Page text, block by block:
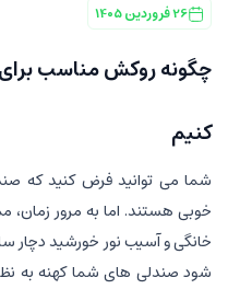
26 فروردین 1405
چگونه روکش مناسب
کنیم
شما می توانید فرض کنید که
خوبی هستند. اما به مرور زمان،
خانگی و آسیب نور خورشید دچار
شود صندلی های شما کهنه به